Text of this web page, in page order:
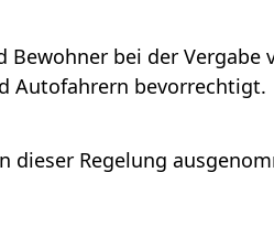
Bewohner bei der Vergabe
Autofahrern bevorrechtigt.
dieser Regelung